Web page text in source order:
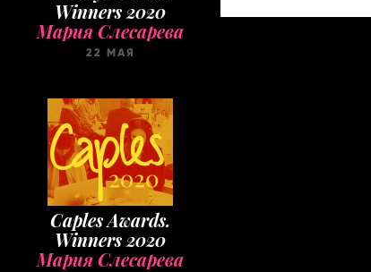
Winners 2020
Мария Слесарева
22 МАЯ
Caples Awards.
Winners 2020
Мария Слесарева